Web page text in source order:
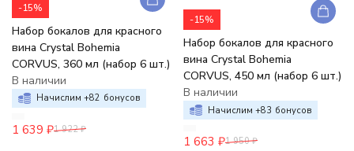
-15%
Набор бокалов для красного
вина Crystal Bohemia
CORVUS, 360 мл (набор 6 шт.)
В наличии
Начислим +82 бонусов
1 639 ₽1 922 ₽
-15%
Набор бокалов для красного
вина Crystal Bohemia
CORVUS, 450 мл (набор 6 шт.)
В наличии
Начислим +83 бонусов
1 663 ₽1 950 ₽